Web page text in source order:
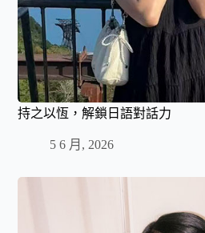
持之以恆，解鎖日語對話力
5 6 月, 2026